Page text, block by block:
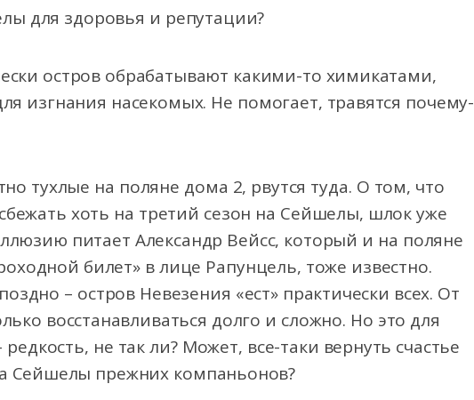
для здоровья и репутации?
остров обрабатывают какими-то химикатами,
изгнания насекомых. Не помогает, травятся почему-
тухлые на поляне дома 2, рвутся туда. О том, что
хоть на третий сезон на Сейшелы, шлок уже
питает Александр Вейсс, который и на поляне
билет» в лице Рапунцель, тоже известно.
– остров Невезения «ест» практически всех. От
восстанавливаться долго и сложно. Но это для
не так ли? Может, все-таки вернуть счастье
Сейшелы прежних компаньонов?